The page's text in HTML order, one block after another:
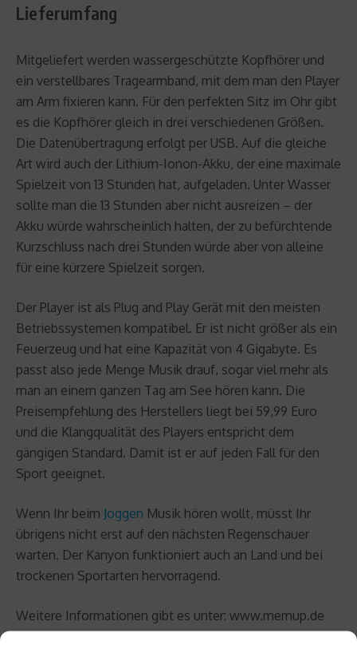
Lieferumfang
Mitgeliefert werden wassergeschützte Kopfhörer und
ein verstellbares Tragearmband, mit dem man den Player
am Arm fixieren kann. Für den perfekten Sitz im Ohr gibt
es die Kopfhörer gleich in drei verschiedenen Größen.
Die Datenübertragung erfolgt per USB. Auf die gleiche
Art wird auch der Lithium-Ionon-Akku, der eine maximale
Spielzeit von 13 Stunden hat, aufgeladen. Unter Wasser
sollte man die 13 Stunden aber nicht ausreizen – der
Akku würde wahrscheinlich halten, der zu befürchtende
Kurzschluss nach drei Stunden würde aber von alleine
für eine kürzere Spielzeit sorgen.
Der Player ist als Plug and Play Gerät mit den meisten
Betriebssystemen kompatibel. Er ist nicht größer als ein
Feuerzeug und hat eine Kapazität von 4 Gigabyte. Es
passt also jede Menge Musik drauf, sogar viel mehr als
man an einem ganzen Tag am See hören kann. Die
Preisempfehlung des Herstellers liegt bei 59,99 Euro
und die Klangqualität des Players entspricht dem
gängigen Standard. Damit ist er auf jeden Fall für den
Sport geeignet.
Wenn Ihr beim Joggen Musik hören wollt, müsst Ihr
übrigens nicht erst auf den nächsten Regenschauer
warten. Der Kanyon funktioniert auch an Land und bei
trockenen Sportarten hervorragend.
Weitere Informationen gibt es unter: www.memup.de